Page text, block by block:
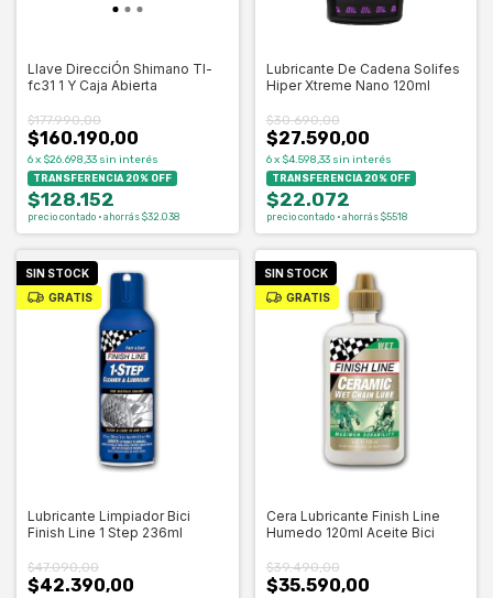
Llave DirecciÓn Shimano Tl-
fc31 1 Y Caja Abierta
$160.190,00
$177.990,00
6x $26.698,33 sin interés
TRANSFERENCIA 20% OFF
$128.152
precio contado · ahorrás $32.038
Lubricante De Cadena Solifes
Hiper Xtreme Nano 120ml
$27.590,00
$30.690,00
6 x $4.598,33 sin interés
TRANSFERENCIA 20% OFF
$22.072
precio contado · ahorrás $5518
SIN STOCK
GRATIS
Lubricante Limpiador Bici
Finish Line 1 Step 236ml
$42.390,00
$47.090,00
SIN STOCK
GRATIS
Cera Lubricante Finish Line
Humedo 120ml Aceite Bici
$35.590,00
$39.490,00